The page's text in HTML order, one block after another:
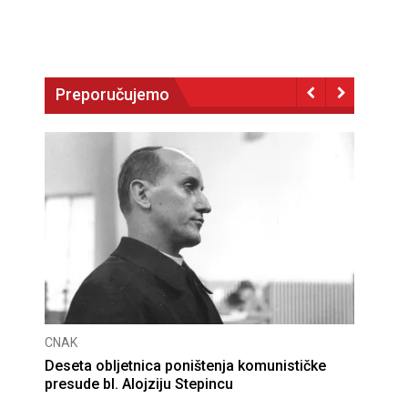
Preporučujemo
pretvara u optužnicu Smrtovdan